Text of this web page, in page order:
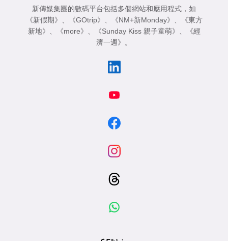
新傳媒集團的數碼平台包括多個網站和應用程式，如
《新假期》 、 《GOtrip》 、 《NM+新Monday》 、
《東方
新地》 、 《more》 、 《Sunday Kiss 親子童萌》 、
《經
濟一週》 。